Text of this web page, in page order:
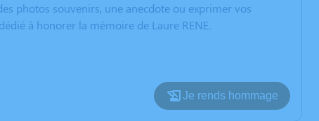
photos souvenirs, une anecdote ou exprimer vos
à honorer la mémoire de Laure RENE.
Je rends hommage